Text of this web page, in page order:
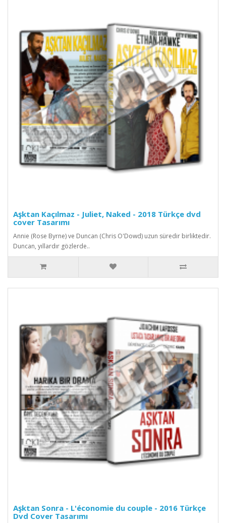
Aşktan Kaçılmaz - Juliet, Naked - 2018 Türkçe dvd
cover Tasarımı
Annie (Rose Byrne) ve Duncan (Chris O'Dowd) uzun süredir birliktedir.
Duncan, yıllardır gözlerde..
Aşktan Sonra - L'économie du couple - 2016 Türkçe
Dvd Cover Tasarımı